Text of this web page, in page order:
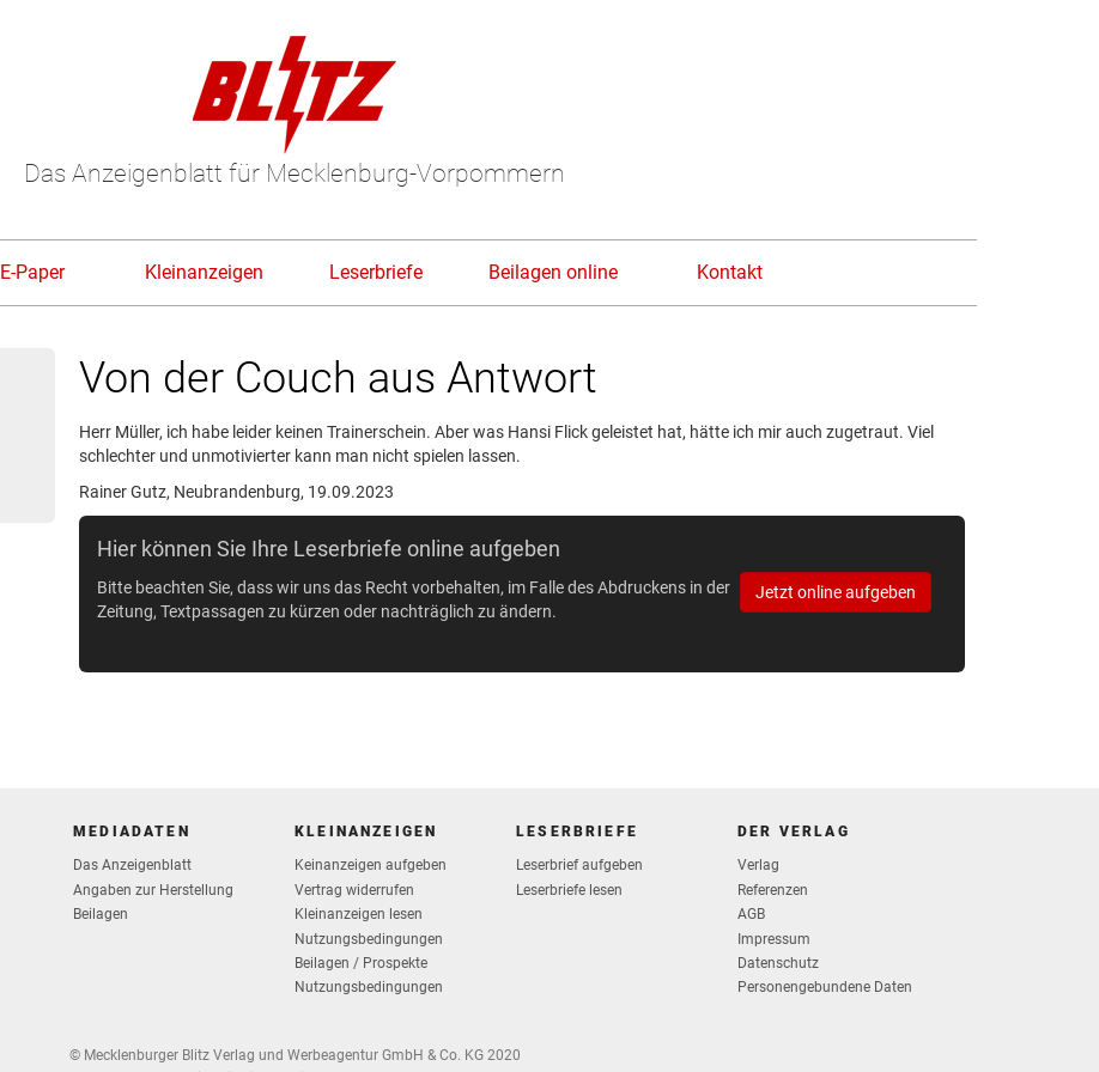
Das Anzeigenblatt für Mecklenburg-Vorpommern
E-Paper Kleinanzeigen Leserbriefe Beilagen online Kontakt
Von der Couch aus Antwort
Herr Müller, ich habe leider keinen Trainerschein. Aber was Hansi Flick geleistet hat, hätte ich mir auch zugetraut. Viel
schlechter und unmotivierter kann man nicht spielen lassen.
Rainer Gutz, Neubrandenburg, 19.09.2023
Hier können Sie Ihre Leserbriefe online aufgeben
Bitte beachten Sie, dass wir uns das Recht vorbehalten, im Falle des Abdruckens in der
Zeitung, Textpassagen zu kürzen oder nachträglich zu ändern.
Jetzt online aufgeben
MEDIADATEN
Das Anzeigenblatt
Angaben zur Herstellung
Beilagen
KLEINANZEIGEN
Keinanzeigen aufgeben
Vertrag widerrufen
Kleinanzeigen lesen
Nutzungsbedingungen
Beilagen / Prospekte
Nutzungsbedingungen
LESERBRIEFE
Leserbrief aufgeben
Leserbriefe lesen
DER VERLAG
Verlag
Referenzen
AGB
Impressum
Datenschutz
Personengebundene Daten
© Mecklenburger Blitz Verlag und Werbeagentur GmbH & Co. KG 2020